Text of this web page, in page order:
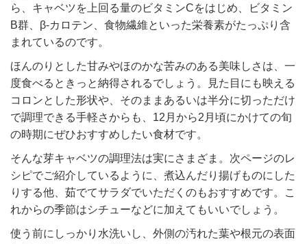
ら、キャベツを上回る量のビタミンCをはじめ、ビタミン
B群、β-カロテン、食物繊維といった栄養素がたっぷり含
まれているのです。
ほんのりとした甘みやほのかな苦みのある美味しさは、一
度食べるときっと納得されるでしょう。見た目にも映える
コロンとした形状や、そのままあるいは半分に切っただけ
で調理できる手軽さからも、12月から2月頃にかけての旬
の時期にぜひおすすめしたい食材です。
そんな芽キャベツの調理法は実にさまざま。次ページのレ
シピでご紹介しているように、煮込んだり揚げものにした
りする他、茹でてサラダでいただくのもおすすめです。こ
れからの季節はシチューなどに加えてもいいでしょう。
使う前にしっかり水洗いし、外側の汚れた葉や根元の表面